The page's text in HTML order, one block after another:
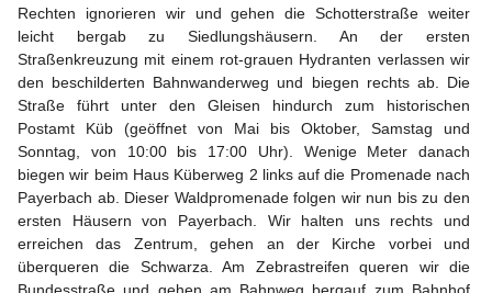
Rechten ignorieren wir und gehen die Schotterstraße weiter
leicht bergab zu Siedlungshäusern. An der ersten
Straßenkreuzung mit einem rot-grauen Hydranten verlassen wir
den beschilderten Bahnwanderweg und biegen rechts ab. Die
Straße führt unter den Gleisen hindurch zum historischen
Postamt Küb (geöffnet von Mai bis Oktober, Samstag und
Sonntag, von 10:00 bis 17:00 Uhr). Wenige Meter danach
biegen wir beim Haus Küberweg 2 links auf die Promenade nach
Payerbach ab. Dieser Waldpromenade folgen wir nun bis zu den
ersten Häusern von Payerbach. Wir halten uns rechts und
erreichen das Zentrum, gehen an der Kirche vorbei und
überqueren die Schwarza. Am Zebrastreifen queren wir die